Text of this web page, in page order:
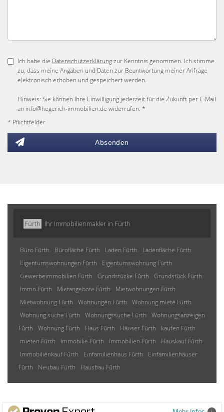
Ich habe die Datenschutzerklärungzur Kenntnis genommen. Ich stimme
zu, dass meine Angaben und Daten zur Beantwortung meiner Anfrage
elektronisch erhoben und gespeichert werden.
Hinweis: Sie können Ihre Einwilligung jederzeit für die Zukunft per E-Mail
an info@hegerich-immobilien.de widerrufen. *
* Pflichtfelder
Absenden
Fürth Ihr Immobilienmakler in Fürth
Büro Fürth Bürofläche Fürth Laden Fürth
Ladenfläche Fürth
Eigentumswohnungen Fürth
Eigentumswohnung Fürth
Gewerbeimmobilien Fürth
Grundstücke Fürth
Grundstück Fürth
Immo Fürth
Mietangebote Fürth
Mietwohnungen Fürth
Mietwohnung Fürth
Wohnungen Fürth
Wohnung miete Fürth
Wohnung suche Fürth
Wohnungssuche Fürth
Wohnungsanzeigen
Fürth
Wohnung Fürth Haus Fürth Häuser Fürth
kaufen Fürth
mieten Fürth
Immobilie Fürth Immobilien Fürth
Hauskauf Fürth
Immobilienkauf Fürth
Einfamilienhaus Fürth
Einfamilienhäuser
Fürth
Neubau Fürth Hausbau Fürth